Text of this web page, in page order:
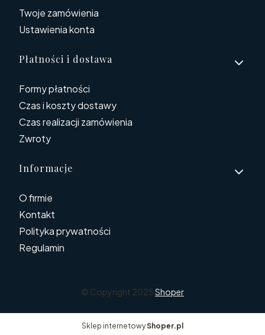
Twoje zamówienia
Ustawienia konta
Płatności i dostawa
Formy płatności
Czas i koszty dostawy
Czas realizacji zamówienia
Zwroty
Informacje
O firmie
Kontakt
Polityka prywatności
Regulamin
© Copyright 2025Shoper
Sklep internetowyShoper.pl